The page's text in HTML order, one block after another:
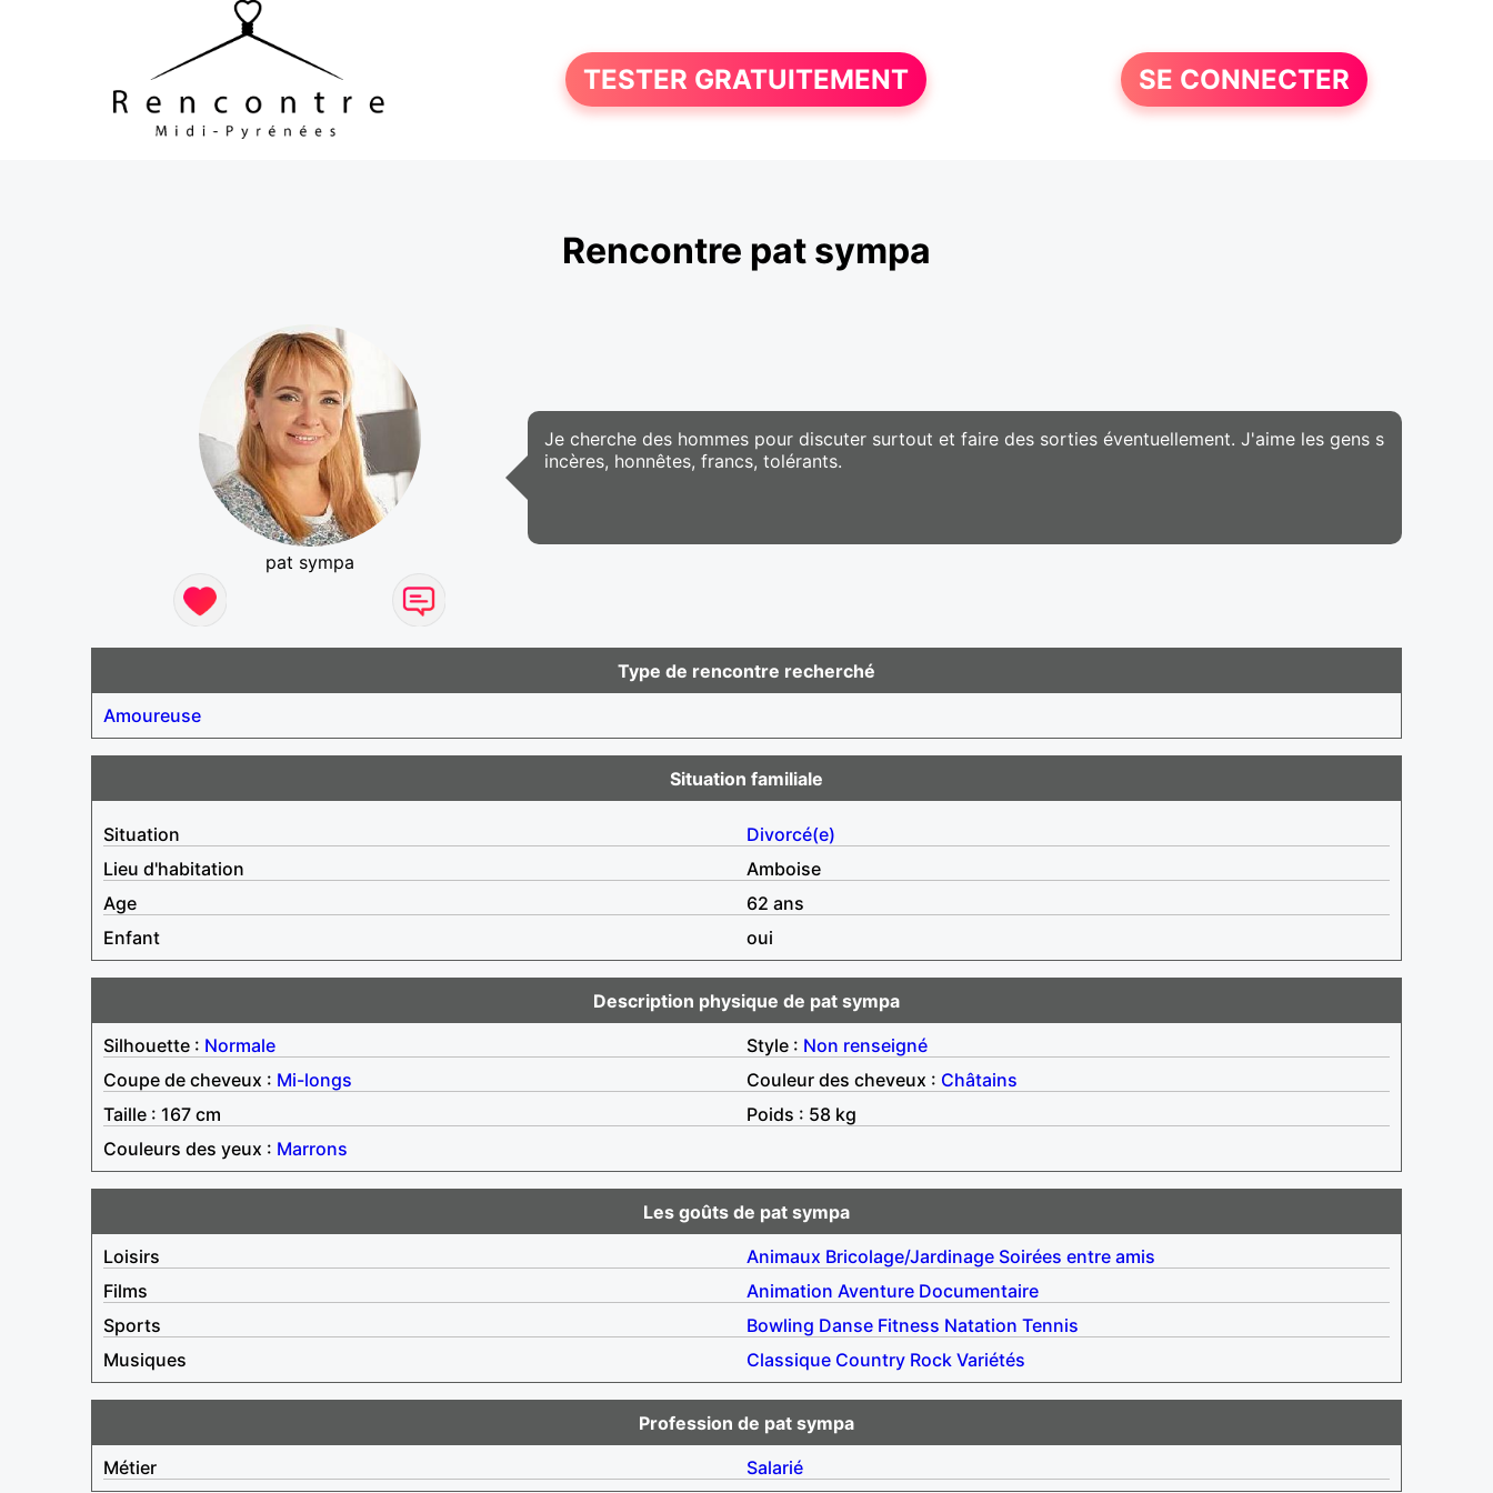
TESTER GRATUITEMENT SE CONNECTER
Rencontre pat sympa
pat sympa
Je cherche des hommes pour discuter surtout et faire des sorties éventuellement. J'aime les gens s
incères, honnêtes, francs, tolérants.
Type de rencontre recherché
Amoureuse
Situation familiale
Situation
Divorcé(e)
Lieu d'habitation
Amboise
Age
62 ans
Enfant
oui
Description physique de pat sympa
Silhouette : Normale Style : Non renseigné
Coupe de cheveux : Mi-longs Couleur des cheveux : Châtains
Taille : 167 cm
Poids : 58 kg
Couleurs des yeux : Marrons
Les goûts de pat sympa
Loisirs
Animaux Bricolage/Jardinage Soirées entre amis
Films
Animation Aventure Documentaire
Sports
Bowling Danse Fitness Natation Tennis
Musiques
Classique Country Rock Variétés
Profession de pat sympa
Métier
Salarié